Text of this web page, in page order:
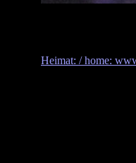
Heimat: / home: